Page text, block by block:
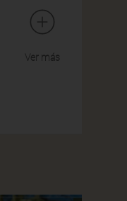
Ver más